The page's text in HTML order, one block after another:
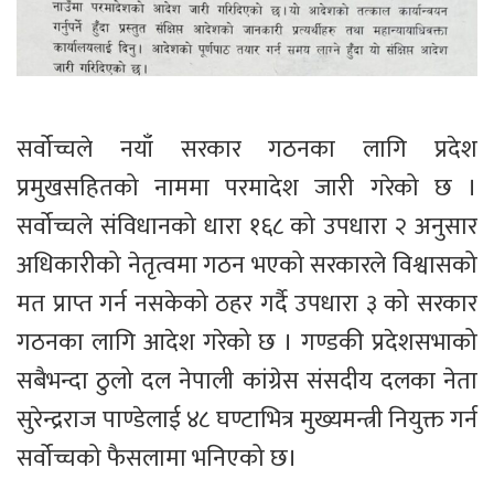
सर्वोच्चले नयाँ सरकार गठनका लागि प्रदेश
प्रमुखसहितको नाममा परमादेश जारी गरेको छ ।
सर्वोच्चले संविधानको धारा १६८ को उपधारा २ अनुसार
अधिकारीको नेतृत्वमा गठन भएको सरकारले विश्वासको
मत प्राप्त गर्न नसकेको ठहर गर्दै उपधारा ३ को सरकार
गठनका लागि आदेश गरेको छ । गण्डकी प्रदेशसभाको
सबैभन्दा ठुलो दल नेपाली कांग्रेस संसदीय दलका नेता
सुरेन्द्रराज पाण्डेलाई ४८ घण्टाभित्र मुख्यमन्त्री नियुक्त गर्न
सर्वोच्चको फैसलामा भनिएको छ।